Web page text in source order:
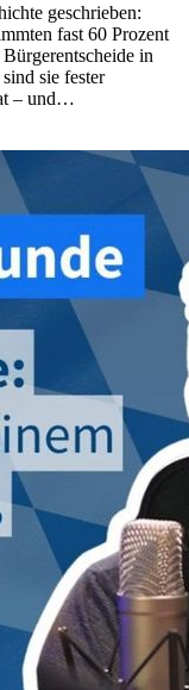
geschrieben:
fast 60 Prozent
in
sie fester
– und…